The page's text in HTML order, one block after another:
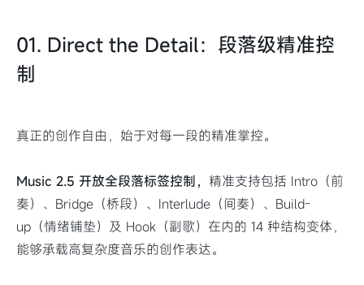
01. Direct the Detail：段落级精准控
制
真正的创作自由，始于对每一段的精准掌控。
Music 2.5 开放全段落标签控制， 精准支持包括 Intro（前
奏）、Bridge（桥段）、Interlude（间奏）、Build-
up（情绪铺垫）及 Hook（副歌）在内的 14 种结构变体，
能够承载高复杂度音乐的创作表达。